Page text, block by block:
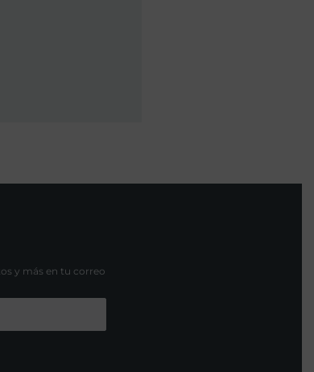
y más en tu correo